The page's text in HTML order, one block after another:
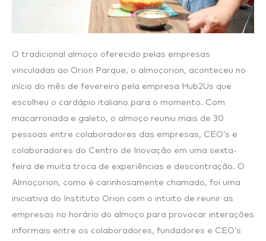
O tradicional almoço oferecido pelas empresas
vinculadas ao Orion Parque, o almoçorion, aconteceu no
início do mês de fevereiro pela empresa Hub2Us que
escolheu o cardápio italiano para o momento. Com
macarronada e galeto, o almoço reuniu mais de 30
pessoas entre colaboradores das empresas, CEO’s e
colaboradores do Centro de Inovação em uma sexta-
feira de muita troca de experiências e descontração. O
Almoçorion, como é carinhosamente chamado, foi uma
iniciativa do Instituto Orion com o intuito de reunir as
empresas no horário do almoço para provocar interações
informais entre os colaboradores, fundadores e CEO’s